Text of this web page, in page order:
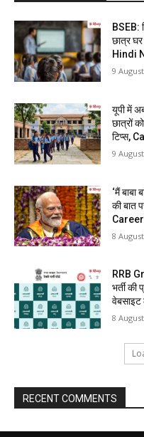
BSEB:
छात्र
Hindi
9
यूपी में
छात्रों
टिप्स,
9
‘मैं बाबा
की बात
8
RRB
भर्ती
8
RECENT COMMENTS